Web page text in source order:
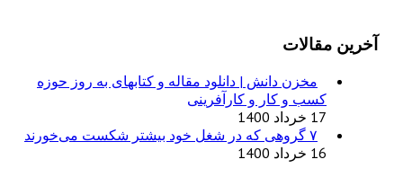
آخرین مقالات
مخزن دانش | دانلود مقاله و کتابهای به روز حوزه
کسب و کار و کارآفرینی
17 خرداد 1400
۷ گروهی که در شغل خود بیشتر شکست می‌خورند
16 خرداد 1400